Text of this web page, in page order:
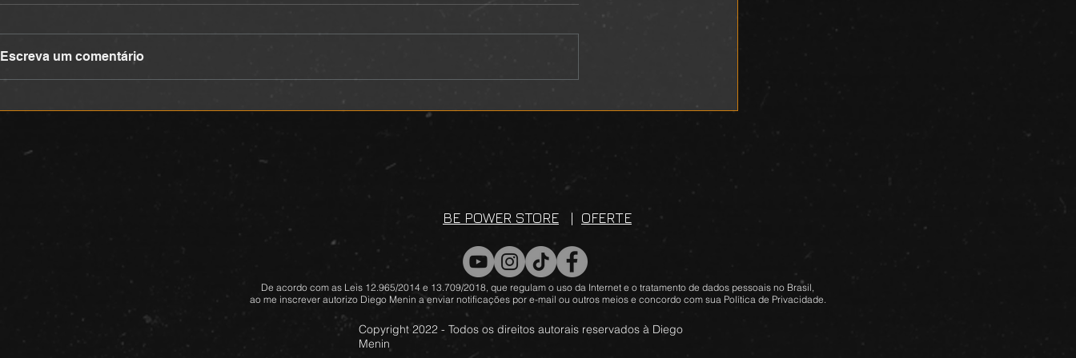
DEVOCIONAL
Escreva um comentário
BE POWER STORE | OFERTE
De acordo com as Leis 12.965/2014 e 13.709/2018, que regulam o uso da Internet e o tratamento de dados pessoais no Brasil,
ao me inscrever autorizo Diego Menin a enviar notificações por e-mail ou outros meios e concordo com sua Política de Privacidade.
Copyright 2022 - Todos os direitos autorais reservados à Diego
Menin